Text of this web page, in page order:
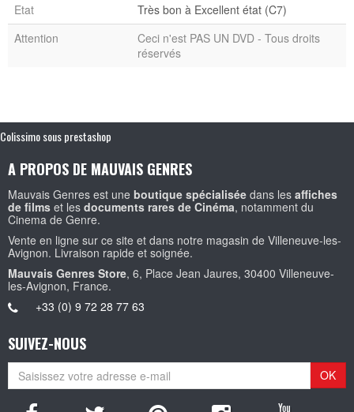
Etat
Très bon à Excellent état (C7)
Attention
Ceci n'est PAS UN DVD - Tous droits
réservés
Colissimo sous prestashop
A PROPOS DE MAUVAIS GENRES
Mauvais Genres est une boutique spécialisée dans les affiches
de films et les documents rares de Cinéma, notamment du
Cinema de Genre.
Vente en ligne sur ce site et dans notre magasin de Villeneuve-les-
Avignon. Livraison rapide et soignée.
Mauvais Genres Store, 6, Place Jean Jaures, 30400 Villeneuve-
les-Avignon, France.
+33 (0) 9 72 28 77 63
SUIVEZ-NOUS
OK